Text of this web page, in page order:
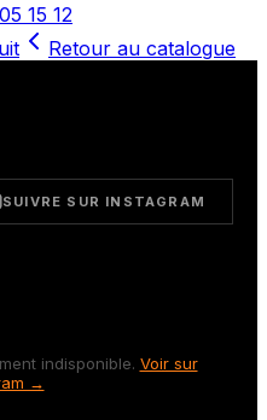
15 12
Retour au catalogue
SUIVRE SUR INSTAGRAM
indisponible. Voir sur
→